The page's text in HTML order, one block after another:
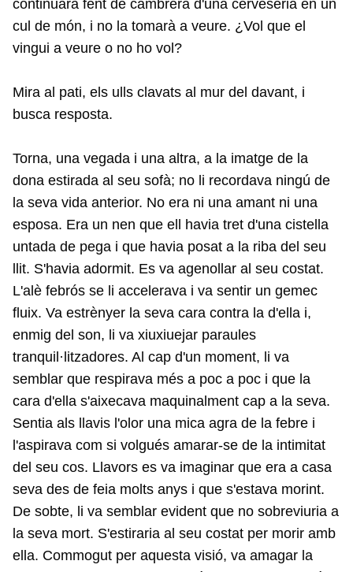
continuarà fent de cambrera d'una cerveseria en un
cul de món, i no la tomarà a veure. ¿Vol que el
vingui a veure o no ho vol?
Mira al pati, els ulls clavats al mur del davant, i
busca resposta.
Torna, una vegada i una altra, a la imatge de la
dona estirada al seu sofà; no li recordava ningú de
la seva vida anterior. No era ni una amant ni una
esposa. Era un nen que ell havia tret d'una cistella
untada de pega i que havia posat a la riba del seu
llit. S'havia adormit. Es va agenollar al seu costat.
L'alè febrós se li accelerava i va sentir un gemec
fluix. Va estrènyer la seva cara contra la d'ella i,
enmig del son, li va xiuxiuejar paraules
tranquil·litzadores. Al cap d'un moment, li va
semblar que respirava més a poc a poc i que la
cara d'ella s'aixecava maquinalment cap a la seva.
Sentia als llavis l'olor una mica agra de la febre i
l'aspirava com si volgués amarar-se de la intimitat
del seu cos. Llavors es va imaginar que era a casa
seva des de feia molts anys i que s'estava morint.
De sobte, li va semblar evident que no sobreviuria a
la seva mort. S'estiraria al seu costat per morir amb
ella. Commogut per aquesta visió, va amagar la